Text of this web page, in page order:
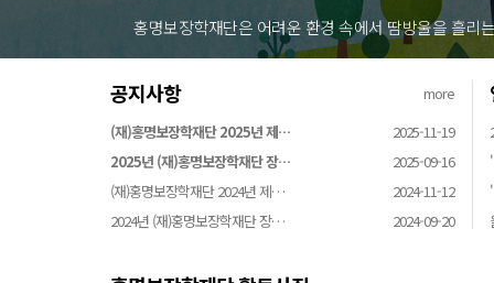
홍명보장학재단은 어려운 환경 속에서 땀방울을 흘리
공지사항
more
(재)홍명보장학재단 2025년 제…
2025-11-19
2025년 (재)홍명보장학재단 장…
2025-09-16
(재)홍명보장학재단 2024년 제…
2024-11-12
2024년 (재)홍명보장학재단 장…
2024-09-20